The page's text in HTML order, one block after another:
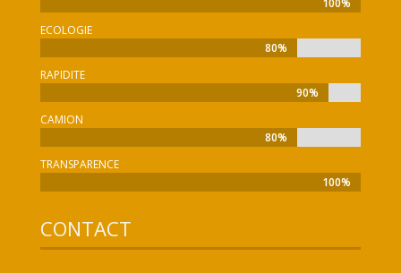
100%
100%
ECOLOGIE
80%
80%
RAPIDITE
90%
90%
CAMION
80%
80%
TRANSPARENCE
100%
100%
CONTACT